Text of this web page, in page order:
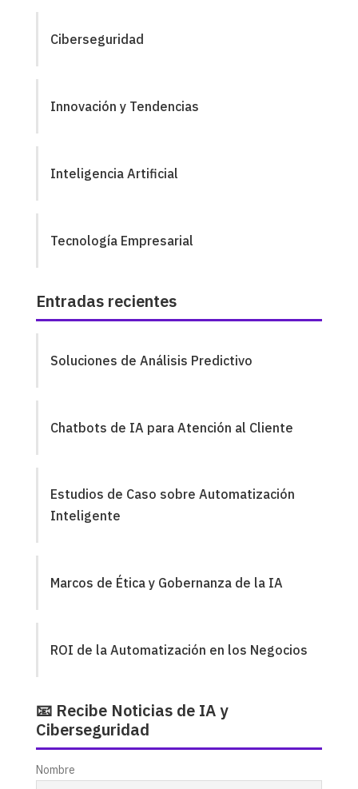
Ciberseguridad
Innovación y Tendencias
Inteligencia Artificial
Tecnología Empresarial
Entradas recientes
Soluciones de Análisis Predictivo
Chatbots de IA para Atención al Cliente
Estudios de Caso sobre Automatización
Inteligente
Marcos de Ética y Gobernanza de la IA
ROI de la Automatización en los Negocios
📧 Recibe Noticias de IA y
Ciberseguridad
Nombre